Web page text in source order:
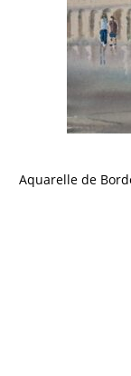
Aquarelle de